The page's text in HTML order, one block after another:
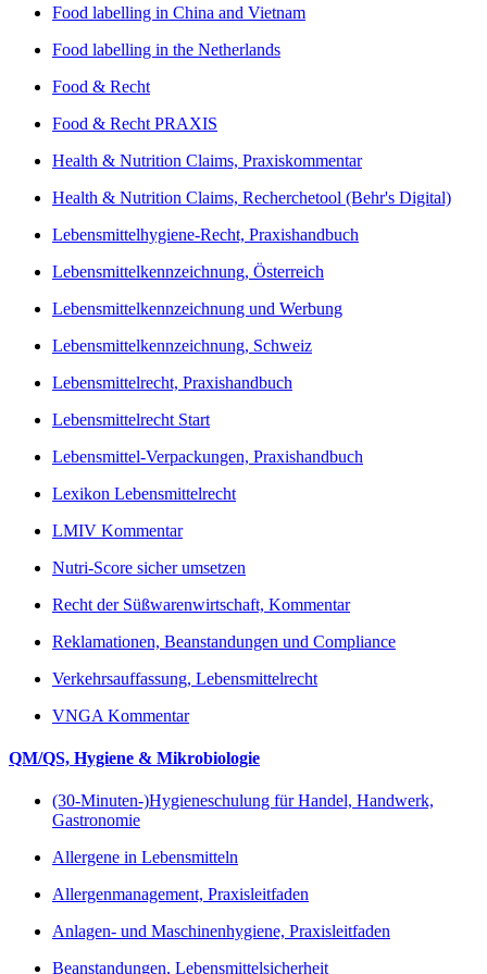
Food labelling in China and Vietnam
Food labelling in the Netherlands
Food & Recht
Food & Recht PRAXIS
Health & Nutrition Claims, Praxiskommentar
Health & Nutrition Claims, Recherchetool (Behr's Digital)
Lebensmittelhygiene-Recht, Praxishandbuch
Lebensmittelkennzeichnung, Österreich
Lebensmittelkennzeichnung und Werbung
Lebensmittelkennzeichnung, Schweiz
Lebensmittelrecht, Praxishandbuch
Lebensmittelrecht Start
Lebensmittel-Verpackungen, Praxishandbuch
Lexikon Lebensmittelrecht
LMIV Kommentar
Nutri-Score sicher umsetzen
Recht der Süßwarenwirtschaft, Kommentar
Reklamationen, Beanstandungen und Compliance
Verkehrsauffassung, Lebensmittelrecht
VNGA Kommentar
QM/QS, Hygiene & Mikrobiologie
(30-Minuten-)Hygieneschulung für Handel, Handwerk,
Gastronomie
Allergene in Lebensmitteln
Allergenmanagement, Praxisleitfaden
Anlagen- und Maschinenhygiene, Praxisleitfaden
Beanstandungen, Lebensmittelsicherheit